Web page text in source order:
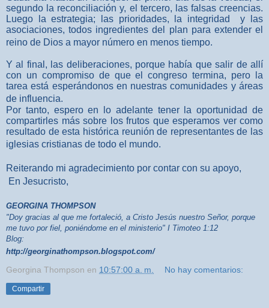
segundo la reconciliación y, el tercero, las falsas creencias.
Luego la estrategia; las prioridades, la integridad y las
asociaciones, todos ingredientes del plan para extender el
reino de Dios a mayor número en menos tiempo.
Y al final, las deliberaciones, porque había que salir de allí
con un compromiso de que el congreso termina, pero la
tarea está esperándonos en nuestras comunidades y áreas
de influencia.
Por tanto, espero en lo adelante tener la oportunidad de
compartirles más sobre los frutos que esperamos ver como
resultado de esta histórica reunión de representantes de las
iglesias cristianas de todo el mundo.
Reiterando mi agradecimiento por contar con su apoyo,
En Jesucristo,
GEORGINA THOMPSON
"Doy gracias al que me fortaleció, a Cristo Jesús nuestro Señor, porque
me tuvo por fiel, poniéndome en el ministerio" I Timoteo 1:12
Blog:
http://georginathompson.blogspot.com/
Georgina Thompson en 10:57:00 a. m. No hay comentarios:
Compartir